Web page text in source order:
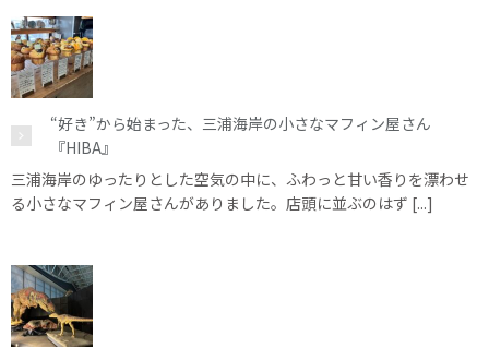
“好き”から始まった、三浦海岸の小さなマフィン屋さん
『HIBA』
三浦海岸のゆったりとした空気の中に、ふわっと甘い香りを漂わせ
る小さなマフィン屋さんがありました。店頭に並ぶのはず [...]